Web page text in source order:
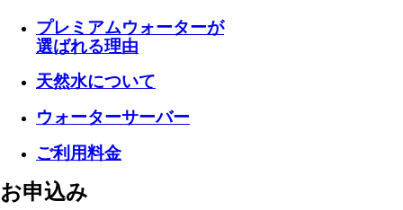
プレミアムウォーターが
選ばれる理由
天然水について
ウォーターサーバー
ご利用料金
お申込み